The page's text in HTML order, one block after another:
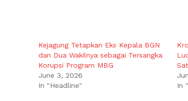
Kejagung Tetapkan Eks Kepala BGN
dan Dua Wakilnya sebagai Tersangka
Korupsi Program MBG
June 3, 2026
In "Headline"
In